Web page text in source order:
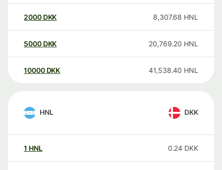
2000 DKK 8,307.68 HNL
5000 DKK 20,769.20 HNL
10000 DKK 41,538.40 HNL
HNL DKK
1 HNL 0.24 DKK